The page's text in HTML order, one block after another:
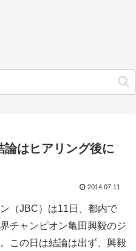
はヒアリング後に
2014.07.11
（JBC）は11日、都内で
チャンピオン亀田興毅のジ
この日は結論は出ず、興毅